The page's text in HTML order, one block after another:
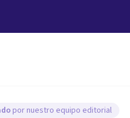
por nuestro equipo editorial